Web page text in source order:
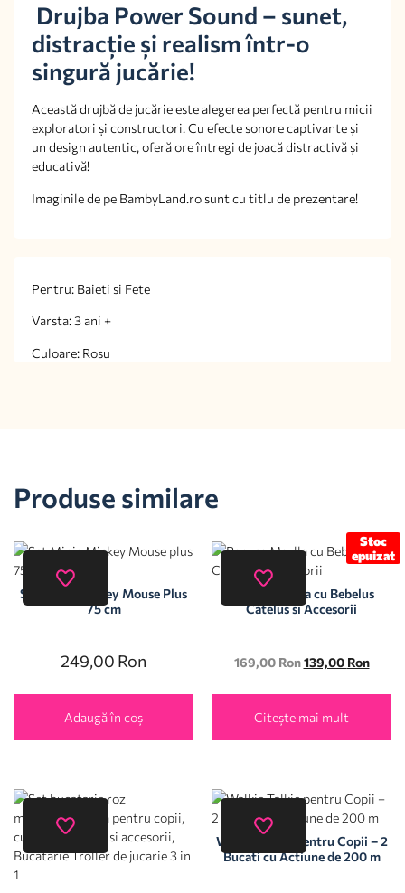
Drujba Power Sound – sunet,
distracție și realism într-o
singură jucărie!
Această drujbă de jucărie este alegerea perfectă pentru micii
exploratori și constructori. Cu efecte sonore captivante și
un design autentic, oferă ore întregi de joacă distractivă și
educativă!
Imaginile de pe BambyLand.ro sunt cu titlu de prezentare!
Pentru: Baieti si Fete
Varsta: 3 ani +
Culoare: Rosu
Produse similare
Set Minie Mickey Mouse Plus
75 cm
249,00 Ron
Adaugă în coș
Stoc
epuizat
Papusa Maylla cu Bebelus
Catelus si Accesorii
169,00Ron 139,00 Ron
Citește mai mult
Walkie Talkie pentru Copii – 2
Bucati cu Actiune de 200 m